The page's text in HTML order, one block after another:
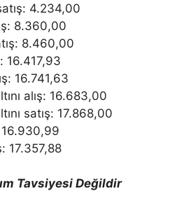
4.234,00
8.360,00
8.460,00
16.417,93
16.741,63
alış: 16.683,00
satış: 17.868,00
16.930,99
17.357,88
Tavsiyesi Değildir